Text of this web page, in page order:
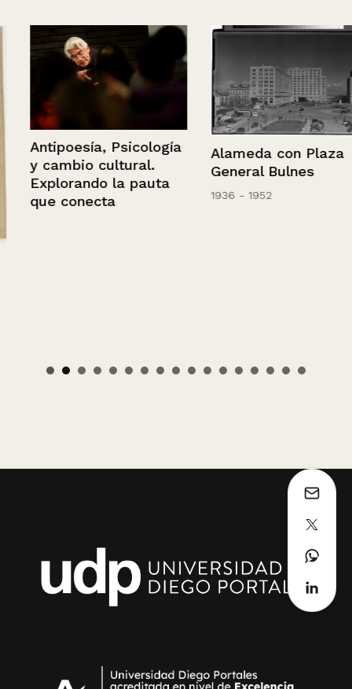
Antipoesía, Psicología
y cambio cultural.
Explorando la pauta
que conecta
Alameda con Plaza
General Bulnes
1936 - 1952